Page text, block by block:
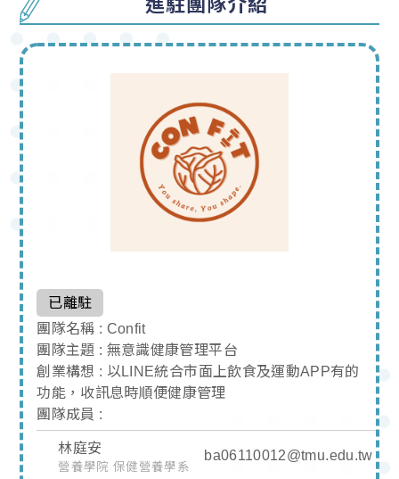
進駐團隊介紹
已離駐
團隊名稱 : Confit
團隊主題 : 無意識健康管理平台
創業構想 : 以LINE統合市面上飲食及運動APP有的
功能，收訊息時順便健康管理
團隊成員 :
林庭安
營養學院 保健營養學系
ba06110012@tmu.edu.tw